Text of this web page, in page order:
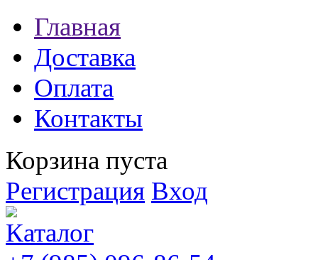
Главная
Доставка
Оплата
Контакты
Корзина пуста
Регистрация Вход